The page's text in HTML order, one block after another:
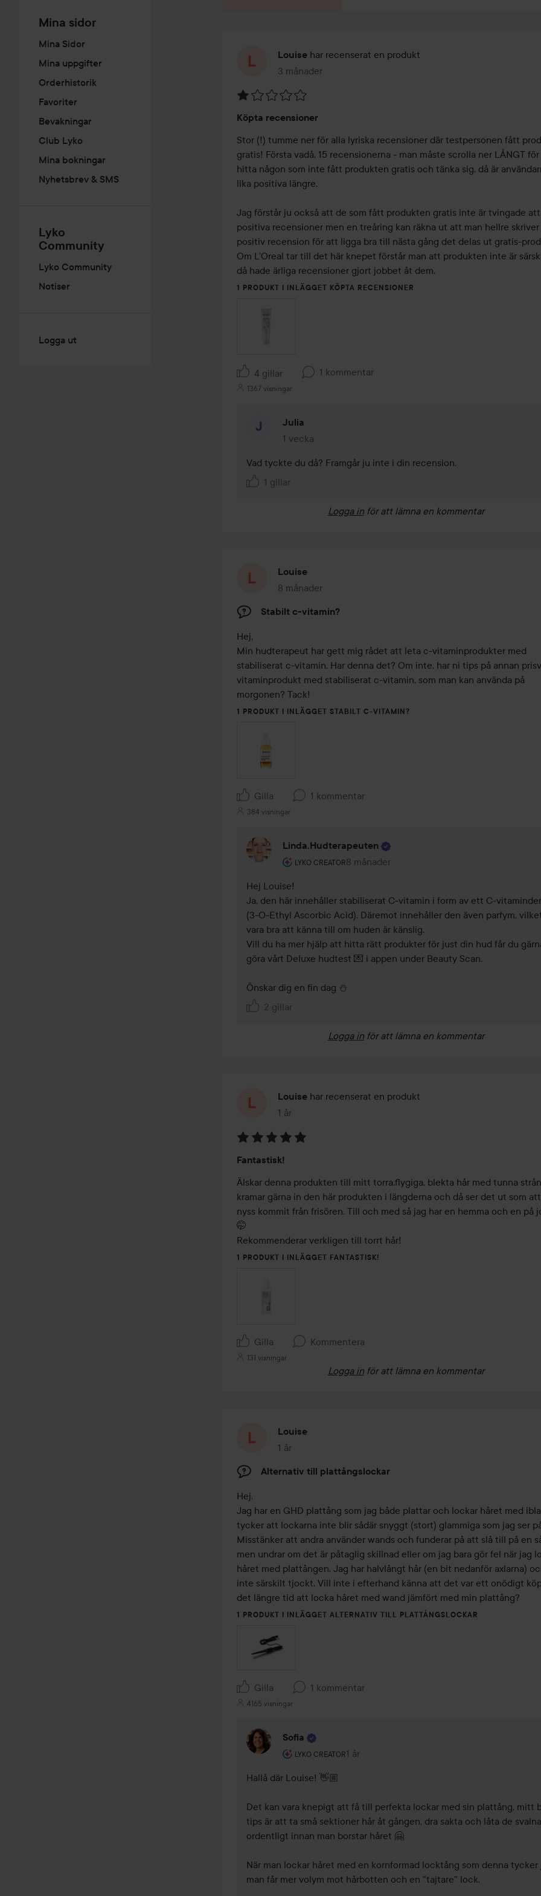
Mina sidor
Mina Sidor
Mina uppgifter
Orderhistorik
Favoriter
Bevakningar
Club Lyko
Mina bokningar
Nyhetsbrev & SMS
Lyko
Community
Lyko Community
Notiser
Logga ut
Louise har recenserat en produkt
3 månader
Inlägget skapades 3 månader
1
av
5
Köpta recensioner
Stor (!) tumme ner för alla lyriska recensioner där testpersonen fått
gratis! Första vadå, 15 recensionerna - man måste scrolla ner LÅNGT
hitta någon som inte fått produkten gratis och tänka sig, då är
lika positiva längre.
Jag förstår ju också att de som fått produkten gratis inte är tvingade att
positiva recensioner men en treåring kan räkna ut att man hellre skriver
positiv recension för att ligga bra till nästa gång det delas ut gratis-
Om L’Oreal tar till det här knepet förstår man att produkten inte är
då hade ärliga recensioner gjort jobbet åt dem.
1 PRODUKT I INLÄGGET KÖPTA RECENSIONER
4 gillar 1 kommentar
1367 visningar
Julia
1 vecka
Kommentaren lades 1 vecka
Vad tyckte du då? Framgår ju inte i din recension.
1 gillar
Logga in för att lämna en kommentar
Louise
8 månader
Inlägget skapades 8 månader
Stabilt c-vitamin?
Hej,
Min hudterapeut har gett mig rådet att leta c-vitaminprodukter med
stabiliserat c-vitamin. Har denna det? Om inte, har ni tips på annan
vitaminprodukt med stabiliserat c-vitamin, som man kan använda på
morgonen? Tack!
1 PRODUKT I INLÄGGET STABILT C-VITAMIN?
Gilla 1 kommentar
384 visningar
Linda.hudterapeuten
LYKO CREATOR
Användarens roll: Lyko Creator.
8 månader
Kommentaren lades 8 månader
Hej Louise!
Ja, den här innehåller stabiliserat C-vitamin i form av ett C-
(3-O-Ethyl Ascorbic Acid). Däremot innehåller den även parfym,
vara bra att känna till om huden är känslig.
Vill du ha mer hjälp att hitta rätt produkter för just din hud får du
göra vårt Deluxe hudtest 💌 i appen under Beauty Scan.
Önskar dig en fin dag ⛄
2 gillar
Logga in för att lämna en kommentar
Louise har recenserat en produkt
1 år
Inlägget skapades 1 år
5
av
5
Fantastisk!
Älskar denna produkten till mitt torra,flygiga, blekta hår med tunna
kramar gärna in den här produkten i längderna och då ser det ut som
nyss kommit från frisören. Till och med så jag har en hemma och en på
🤭
Rekommenderar verkligen till torrt hår!
1 PRODUKT I INLÄGGET FANTASTISK!
Gilla Kommentera
131 visningar
Logga in för att lämna en kommentar
Louise
1 år
Inlägget skapades 1 år
Alternativ till plattångslockar
Hej,
Jag har en GHD plattång som jag både plattar och lockar håret med
tycker att lockarna inte blir sådär snyggt (stort) glammiga som jag ser
Misstänker att andra använder wands och funderar på att slå till på en
men undrar om det är påtaglig skillnad eller om jag bara gör fel när jag
håret med plattången. Jag har halvlångt hår (en bit nedanför axlarna)
inte särskilt tjockt. Vill inte i efterhand känna att det var ett onödigt
det längre tid att locka håret med wand jämfört med min plattång?
1 PRODUKT I INLÄGGET ALTERNATIV TILL PLATTÅNGSLOCKAR
Gilla 1 kommentar
4165 visningar
Sofia
LYKO CREATOR
Användarens roll: Lyko Creator.
1 år
Kommentaren lades 1 år
Hallå där Louise! 👋🏼
Det kan vara knepigt att få till perfekta lockar med sin plattång, mitt
tips är att ta små sektioner hår åt gången, dra sakta och låta de svalna
ordentligt innan man borstar håret 🤗
När man lockar håret med en kornformad locktång som denna tycker
man får mer volym mot hårbotten och en "tajtare" lock.